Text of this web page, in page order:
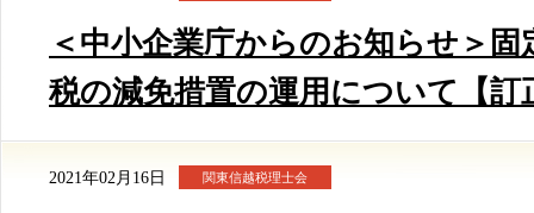
＜中小企業庁からのお知らせ＞
税の減免措置の運用について【訂
2021年02月16日 関東信越税理士会